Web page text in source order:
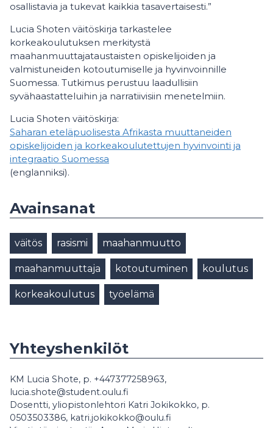
osallistavia ja tukevat kaikkia tasavertaisesti.”
Lucia Shoten väitöskirja tarkastelee
korkeakoulutuksen merkitystä
maahanmuuttajataustaisten opiskelijoiden ja
valmistuneiden kotoutumiselle ja hyvinvoinnille
Suomessa. Tutkimus perustuu laadullisiin
syvähaastatteluihin ja narratiivisiin menetelmiin.
Lucia Shoten väitöskirja:
Saharan eteläpuolisesta Afrikasta muuttaneiden
opiskelijoiden ja korkeakoulutettujen hyvinvointi ja
integraatio Suomessa
(englanniksi).
Avainsanat
väitös rasismi maahanmuutto
maahanmuuttaja kotoutuminen koulutus
korkeakoulutus työelämä
Yhteyshenkilöt
KM Lucia Shote, p. +447377258963,
lucia.shote@student.oulu.fi
Dosentti, yliopistonlehtori Katri Jokikokko, p.
0503503386, katri.jokikokko@oulu.fi